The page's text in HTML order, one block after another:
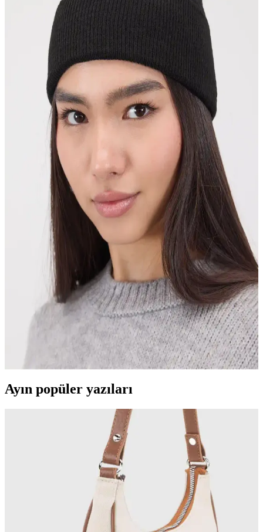
İki farklı bere modeli, Ritagarcia ve Vemod, kış aylarında sıcak
tutmanın yanı sıra tasarım ve özellikleriyle farklılık gösteriyor. Bu
karşılaştırma ile ihtiyaçlarınıza uygun olanı seçebilirsiniz.
Genel Markalar ve Goldmine Keçe Bere
Karşılaştırması Kış Ayları İçin En İyi Seçenekler
Bu karşılaştırmada, Genel Markalar ve Goldmine keçe bere
modellerinin özellikleri, kullanıcı yorumları ve seçim ipuçları detaylı
şekilde inceleniyor.
AYGÜN ve Genel Markalar Fransız Ressam Keçe
Bere Karşılaştırması ve Seçim Rehberi
Bu karşılaştırmada AYGÜN ve genel markaların Fransız ressam
keçe bereleri, özellikleri ve kullanıcı yorumlarıyla analiz edilerek en
uygun seçeneği bulmanıza yardımcı oluyor.
Nike Erkek Bere Koleksiyonu: Stil ve
Fonksiyonelliği Bir Arada Sunan Kış Aksesuarları
Nike erkek bere koleksiyonunda çeşitli modeller, tarzınıza uygun ve
fonksiyonel özelliklerle soğuk havalara karşı koruma sağlar. Şıklık
ve rahatlık bir arada.
Addax ve Stradivarius Bere Karşılaştırması: Sıcak
ve Şık Kış Aksesuarları
Addax Basic ve Stradivarius fitilli bere arasındaki farkları keşfedin.
Her iki ürün de sıcak tutar ve şık görünüm sağlar, ancak materyal ve
kullanım özellikleriyle farklılık gösterir.
Ayın popüler yazıları